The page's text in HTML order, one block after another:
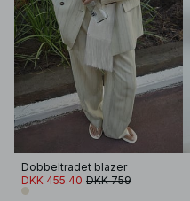
Dobbeltradet blazer
DKK 455.40 DKK 759